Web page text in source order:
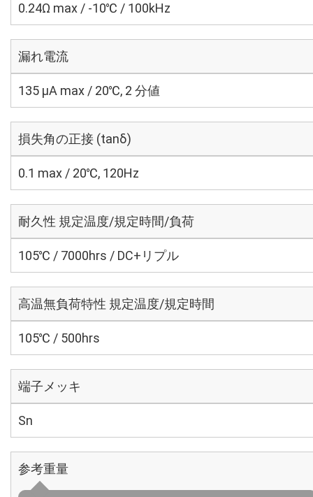
0.24Ω max / -10℃ / 100kHz
漏れ電流
135 μA max / 20℃, 2 分値
損失角の正接 (tanδ)
0.1 max / 20℃, 120Hz
耐久性 規定温度/規定時間/負荷
105℃ / 7000hrs / DC+リプル
高温無負荷特性 規定温度/規定時間
105℃ / 500hrs
端子メッキ
Sn
参考重量